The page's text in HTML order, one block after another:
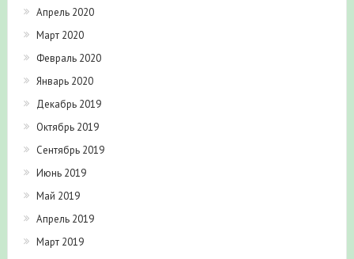
Апрель 2020
Март 2020
Февраль 2020
Январь 2020
Декабрь 2019
Октябрь 2019
Сентябрь 2019
Июнь 2019
Май 2019
Апрель 2019
Март 2019